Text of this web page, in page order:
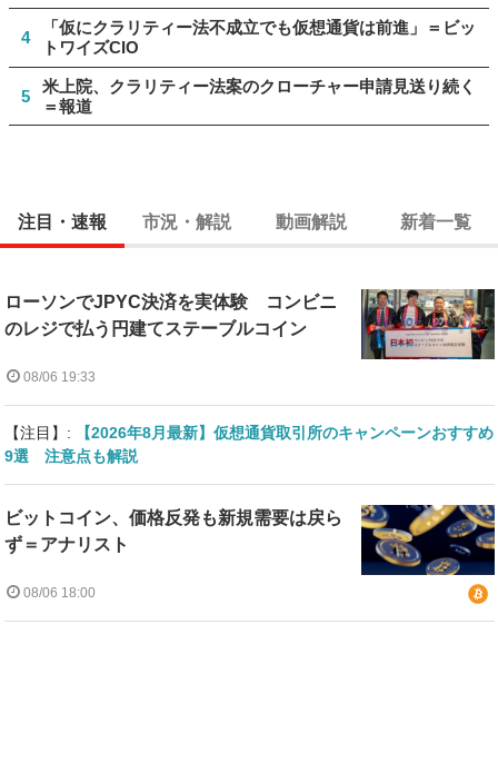
4
「仮にクラリティー法不成立でも仮想通貨は前進」＝ビッ
トワイズCIO
5
米上院、クラリティー法案のクローチャー申請見送り続く
＝報道
注目・速報 市況・解説 動画解説 新着一覧
ローソンでJPYC決済を実体験 コンビニ
のレジで払う円建てステーブルコイン
08/06 19:33
【注目】:
【2026年8月最新】仮想通貨取引所のキャンペーンおすすめ
9選 注意点も解説
ビットコイン、価格反発も新規需要は戻ら
ず＝アナリスト
08/06 18:00